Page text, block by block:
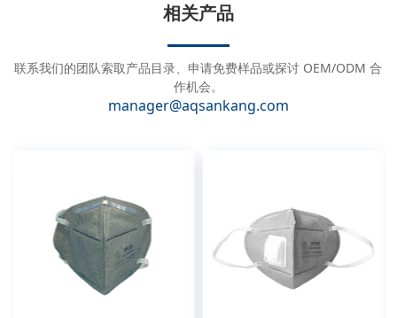
a
相关产品
联系我们的团队索取产品目录、申请免费样品或探讨 OEM/ODM 合
作机会。
manager@aqsankang.com